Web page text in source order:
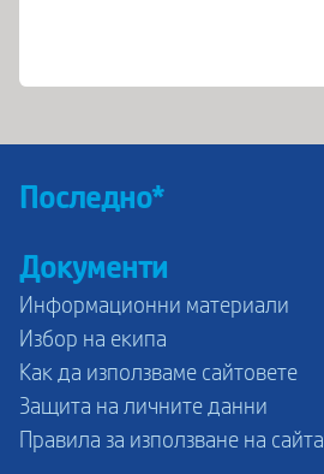
Последно*
Документи
Информационни материали
Избор на екипа
Как да използваме сайтовете
Защита на личните данни
Правила за използване на сайта